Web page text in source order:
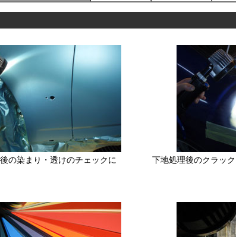
の染まり・透けのチェックに
下地処理後のクラッ